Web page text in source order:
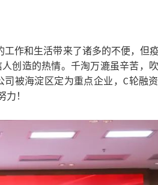
工作和生活带来了诸多的不便，但
创造的热情。千淘万漉虽辛苦，
被海淀区定为重点企业，C轮融
力！